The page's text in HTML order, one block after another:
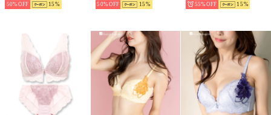
50% 15 50% 15 55% 15